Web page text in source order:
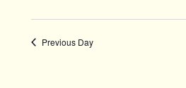
Previous Day